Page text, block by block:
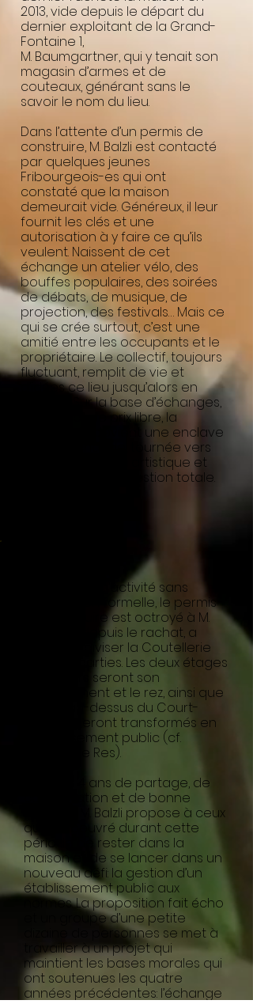
2013, vide depuis le départ du
dernier exploitant de la Grand-
Fontaine 1,
M. Baumgartner, qui y tenait son
magasin d’armes et de
couteaux, générant sans le
savoir le nom du lieu.
Dans l’attente d’un permis de
construire, M. Balzli est contacté
par quelques jeunes
Fribourgeois-es qui ont
constaté que la maison
demeurait vide. Généreux, il leur
fournit les clés et une
autorisation à y faire ce qu’ils
veulent. Naissent de cet
échange un atelier vélo, des
bouffes populaires, des soirées
de débats, de musique, de
projection, des festivals… Mais ce
qui se crée surtout, c’est une
amitié entre les occupants et le
propriétaire. Le collectif, toujours
fluctuant, remplit de vie et
d’idées ce lieu jusqu’alors en
attente. Sur la base d’échanges,
de “récup”, de prix libre, la
Coutellerie devient une enclave
non-marchande, tournée vers
l’expérimentation artistique et
sociale, en auto-gestion totale.
Après 4 ans d’activité sans
autorisation formelle, le permis
de construire est octroyé à M.
Balzli, qui, depuis le rachat, a
prévu de diviser la Coutellerie
en deux parties. Les deux étages
supérieurs seront son
appartement et le rez, ainsi que
la tour au-dessus du Court-
Chemin seront transformés en
établis-sement public (cf.
dossier de Res).
Forts de 4 ans de partage, de
collaboration et de bonne
entente, M. Balzli propose à ceux
qui ont oeuvré durant cette
période de rester dans la
maison et de se lancer dans un
nouveau défi: la gestion d’un
établissement public aux
normes. La proposition fait écho
et un groupe d’une petite
dizaine de personnes se met à
travailler à un projet qui
maintient les bases morales qui
ont soutenues les quatre
années précédentes: l’échange